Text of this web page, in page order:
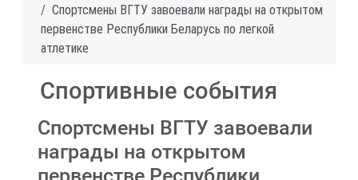
Спортсмены ВГТУ завоевали награды на открытом
первенстве Республики Беларусь по легкой
атлетике
Спортивные события
Спортсмены ВГТУ завоевали
награды на открытом
первенстве Республики